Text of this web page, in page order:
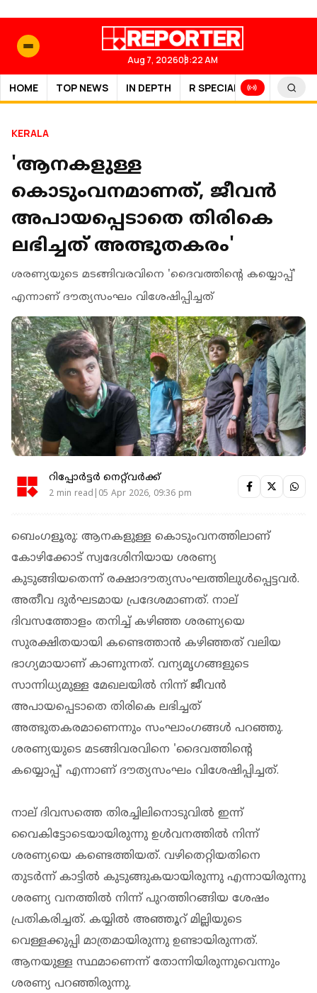
Aug 7, 202608:22 AM
HOME TOP NEWS IN DEPTH R SPECIAL SPORTS
KERALA
'ആനകളുള്ള
കൊടുംവനമാണത്, ജീവൻ
അപായപ്പെടാതെ തിരികെ
ലഭിച്ചത് അത്ഭുതകരം'
ശരണ്യയുടെ മടങ്ങിവരവിനെ 'ദൈവത്തിന്റെ കയ്യൊപ്പ്'
എന്നാണ് ദൗത്യസംഘം വിശേഷിപ്പിച്ചത്
റിപ്പോർട്ടർ നെറ്റ്‌വര്‍ക്ക്‌
2 min read|05 Apr 2026, 09:36 pm
ബെംഗളൂരു: ആനകളുള്ള കൊടുംവനത്തിലാണ്
കോഴിക്കോട് സ്വദേശിനിയായ ശരണ്യ
കുടുങ്ങിയതെന്ന് രക്ഷാദൗത്യസംഘത്തിലുള്‍പ്പെട്ടവര്‍.
അതീവ ദുര്‍ഘടമായ പ്രദേശമാണത്. നാല്
ദിവസത്തോളം തനിച്ച് കഴിഞ്ഞ ശരണ്യയെ
സുരക്ഷിതയായി കണ്ടെത്താന്‍ കഴിഞ്ഞത് വലിയ
ഭാഗ്യമായാണ് കാണുന്നത്. വന്യമൃഗങ്ങളുടെ
സാന്നിധ്യമുള്ള മേഖലയില്‍ നിന്ന് ജീവന്‍
അപായപ്പെടാതെ തിരികെ ലഭിച്ചത്
അത്ഭുതകരമാണെന്നും സംഘാംഗങ്ങള്‍ പറഞ്ഞു.
ശരണ്യയുടെ മടങ്ങിവരവിനെ 'ദൈവത്തിന്റെ
കയ്യൊപ്പ്' എന്നാണ് ദൗത്യസംഘം വിശേഷിപ്പിച്ചത്.
നാല് ദിവസത്തെ തിരച്ചിലിനൊടുവില്‍ ഇന്ന്
വൈകിട്ടോടെയായിരുന്നു ഉള്‍വനത്തില്‍ നിന്ന്
ശരണ്യയെ കണ്ടെത്തിയത്. വഴിതെറ്റിയതിനെ
തുടര്‍ന്ന് കാട്ടില്‍ കുടുങ്ങുകയായിരുന്നു എന്നായിരുന്നു
ശരണ്യ വനത്തില്‍ നിന്ന് പുറത്തിറങ്ങിയ ശേഷം
പ്രതികരിച്ചത്. കയ്യില്‍ അഞ്ഞൂറ് മില്ലിയുടെ
വെള്ളക്കുപ്പി മാത്രമായിരുന്നു ഉണ്ടായിരുന്നത്.
ആനയുള്ള സ്ഥമാണെന്ന് തോന്നിയിരുന്നുവെന്നും
ശരണ്യ പറഞ്ഞിരുന്നു.